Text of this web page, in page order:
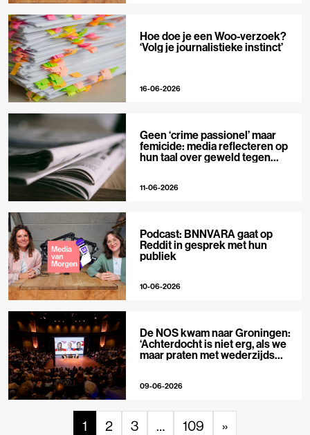
Hoe doe je een Woo-verzoek?
‘Volg je journalistieke instinct’
16-06-2026
Geen ‘crime passionel’ maar
femicide: media reflecteren op
hun taal over geweld tegen
11-06-2026
Podcast: BNNVARA gaat op
Reddit in gesprek met hun
publiek
10-06-2026
De NOS kwam naar Groningen:
‘Achterdocht is niet erg, als we
maar praten met wederzijds
09-06-2026
1 2 3 … 109 »